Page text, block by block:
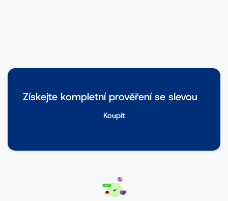
Získejte kompletní prověření se slevou
Koupit